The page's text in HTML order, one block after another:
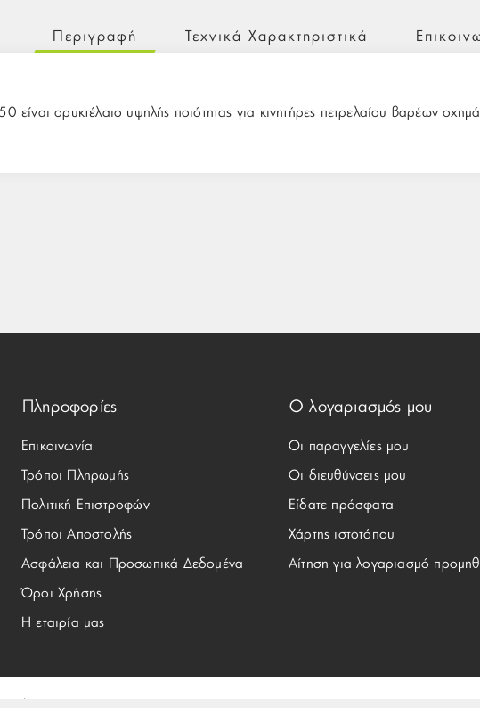
Περιγραφή Τεχνικά Χαρακτηριστικά
είναι ορυκτέλαιο υψηλής ποιότητας για κινητήρες πετρελαίου βαρέων
Πληροφορίες
Επικοινωνία
Τρόποι Πληρωμής
Πολιτική Επιστροφών
Τρόποι Αποστολής
Ασφάλεια και Προσωπικά Δεδομένα
Όροι Χρήσης
Η εταιρία μας
Ο λογαριασμός μου
Οι παραγγελίες μου
Οι διευθύνσεις μου
Είδατε πρόσφατα
Χάρτης ιστοτόπου
Αίτηση για λογαριασμό